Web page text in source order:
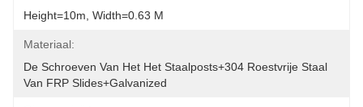
Height=10m, Width=0.63 M
Materiaal:
De Schroeven Van Het Het Staalposts+304 Roestvrije Staal
Van FRP Slides+Galvanized